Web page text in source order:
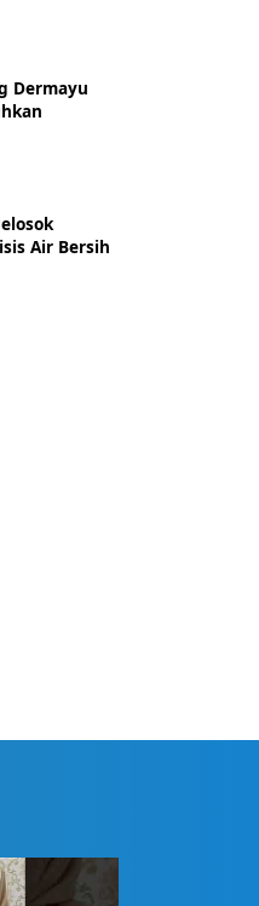
Dermayu
Air Bersih